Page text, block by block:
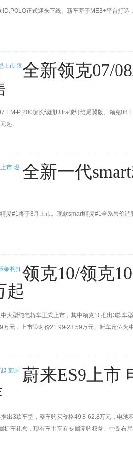
正式迎来下线。新车基于MEB+平台打
全新领克07/
EM-P 200超长续航Ultra碳纤维尾翼版、领克
起。
全新一代
灵#1将于8月上市。现款smart精灵#1全系售价
领克10/领克
起
大型纯电轿车正式上市，其中领克10推出3款
元，上市限时价21.99-23.59万元。新车定位
蔚来ES9上市
出3款车型，整车购买价格49.8-62.8万元，电
提车礼盒，现有车主享有专属复购权益。中岛布